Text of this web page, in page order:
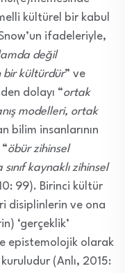
kültürel bir kabul
ifadeleriyle,
değil
bir kültürdür” ve
dolayı “ortak
modelleri, ortak
bilim insanlarının
öbür zihinsel
kaynaklı zihinsel
99). Birinci kültür
disiplinlerin ve ona
‘gerçeklik’
epistemolojik olarak
(Anlı, 2015: